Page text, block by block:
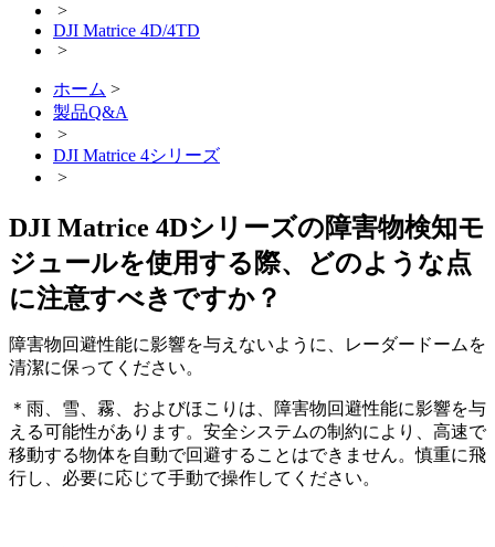
>
DJI Matrice 4D/4TD
>
ホーム >
製品Q&A
>
DJI Matrice 4シリーズ
>
DJI Matrice 4Dシリーズの障害物検知モ
ジュールを使用する際、どのような点
に注意すべきですか？
障害物回避性能に影響を与えないように、レーダードームを
清潔に保ってください。
＊雨、雪、霧、およびほこりは、障害物回避性能に影響を与
える可能性があります。安全システムの制約により、高速で
移動する物体を自動で回避することはできません。慎重に飛
行し、必要に応じて手動で操作してください。